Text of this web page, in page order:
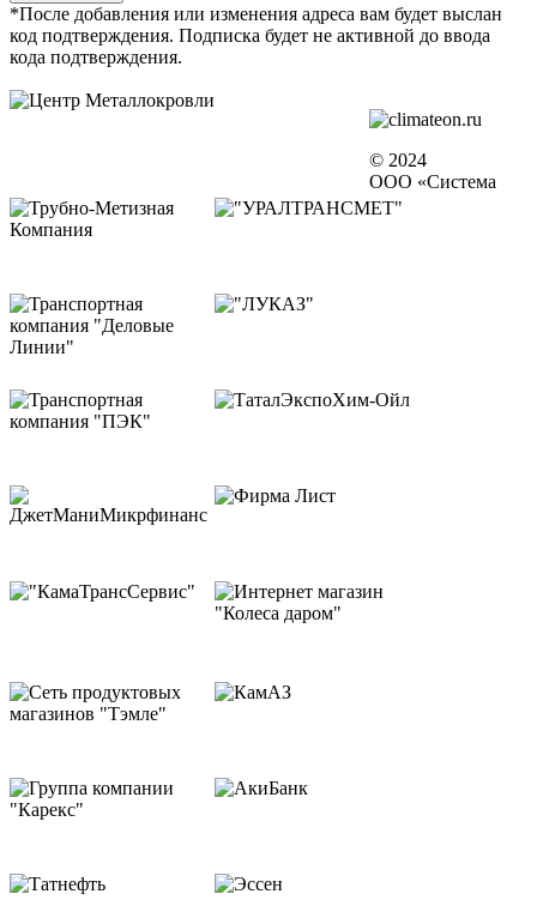
*После добавления или изменения адреса вам будет выслан
код подтверждения. Подписка будет не активной до ввода
кода подтверждения.
© 2024
ООО «Система